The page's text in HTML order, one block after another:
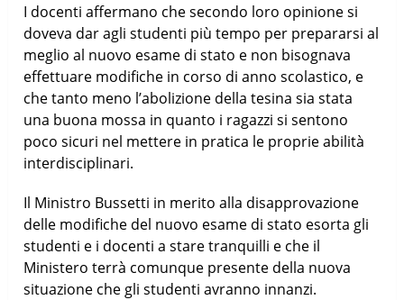
I docenti affermano che secondo loro opinione si
doveva dar agli studenti più tempo per prepararsi al
meglio al nuovo esame di stato e non bisognava
effettuare modifiche in corso di anno scolastico, e
che tanto meno l’abolizione della tesina sia stata
una buona mossa in quanto i ragazzi si sentono
poco sicuri nel mettere in pratica le proprie abilità
interdisciplinari.
Il Ministro Bussetti in merito alla disapprovazione
delle modifiche del nuovo esame di stato esorta gli
studenti e i docenti a stare tranquilli e che il
Ministero terrà comunque presente della nuova
situazione che gli studenti avranno innanzi.